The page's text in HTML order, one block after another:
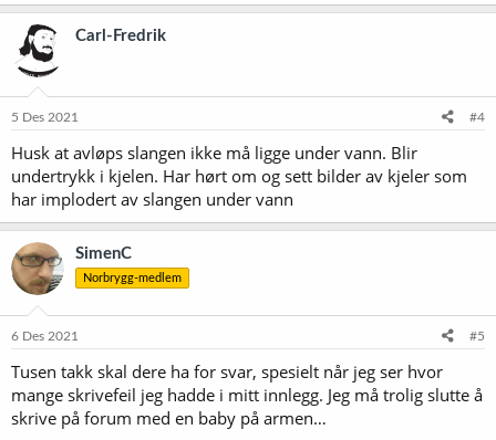
a
k
s
j
o
e
:
Carl-Fredrik
5 Des 2021 #4
Husk at avløps slangen ikke må ligge under vann. Blir
undertrykk i kjelen. Har hørt om og sett bilder av kjeler som
har implodert av slangen under vann
SimenC
Norbrygg-medlem
6 Des 2021 #5
Tusen takk skal dere ha for svar, spesielt når jeg ser hvor
mange skrivefeil jeg hadde i mitt innlegg. Jeg må trolig slutte å
skrive på forum med en baby på armen…